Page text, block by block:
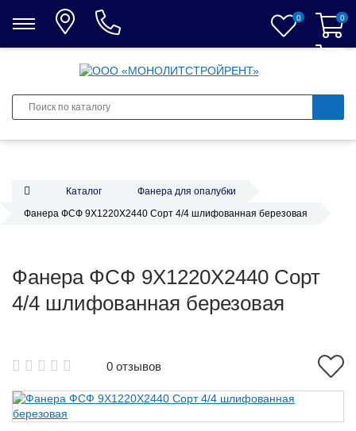
0 0
0
Каталог
Фанера для опалубки
Фанера ФСФ 9X1220X2440 Сорт 4/4 шлифованная березовая
Фанера ФСФ 9X1220X2440 Сорт
4/4 шлифованная березовая
0 отзывов